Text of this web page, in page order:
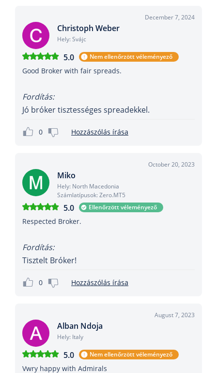
December 7, 2024
Christoph Weber
Hely: Svájc
5.0 Nem ellenőrzött véleményező
Good Broker with fair spreads.
Fordítás:
Jó bróker tisztességes spreadekkel.
0 Hozzászólás írása
October 20, 2023
Miko
Hely: North Macedonia
Számlatípusok: Zero.MT5
5.0 Ellenőrzött véleményező
Respected Broker.
Fordítás:
Tisztelt Bróker!
0 Hozzászólás írása
August 7, 2023
Alban Ndoja
Hely: Italy
5.0 Nem ellenőrzött véleményező
Vwry happy with Admirals